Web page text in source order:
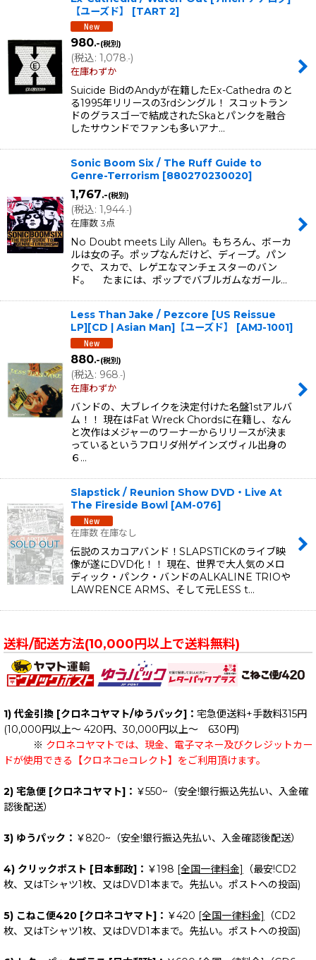
【ユーズド】
[TART 2]
980.-(税別)
(税込: 1,078.-)
在庫わずか
Suicide BidのAndyが在籍したEx-Cathedra のと
る1995年リリースの3rdシングル！ スコットラン
ドのグラスゴーで結成されたSkaとパンクを融合
したサウンドでファンも多いアナ…
Sonic Boom Six / The Ruff Guide to
Genre-Terrorism [880270230020]
1,767.-(税別)
(税込: 1,944.-)
在庫数 3点
No Doubt meets Lily Allen。もちろん、ボーカ
ルは女の子。ポップなんだけど、ディープ。パン
クで、スカで、レゲエなマンチェスターのバン
ド。 たまには、ポップでバブルガムなガール…
Less Than Jake / Pezcore [US Reissue
LP][CD | Asian Man]【ユーズド】
[AMJ-1001]
880.-(税別)
(税込: 968.-)
在庫わずか
バンドの、大ブレイクを決定付けた名盤1stアルバ
ム！！ 現在はFat Wreck Chordsに在籍し、なん
と次作はメジャーのワーナーからリリースが決ま
っているというフロリダ州ゲインズヴィル出身の
６…
Slapstick / Reunion Show DVD・Live At
The Fireside Bowl [AM-076]
在庫数 在庫なし
伝説のスカコアバンド！SLAPSTICKのライブ映
像が遂にDVD化！！ 現在、世界で大人気のメロ
ディック・パンク・バンドのALKALINE TRIOや
LAWRENCE ARMS、そして元LESS t…
送料/配送方法(10,000円以上で送料無料)
1) 代金引換 [クロネコヤマト/ゆうパック]： 宅急便送料+手数料315円
(10,000円以上～ 420円、30,000円以上～ 630円)
※ クロネコヤマトでは、現金、電子マネー及びクレジットカー
ドが使用できる【クロネコeコレクト】をご利用頂けます。
2) 宅急便 [クロネコヤマト]： ￥550~（安全!銀行振込先払い、入金確
認後配送）
3) ゆうパック： ￥820~（安全!銀行振込先払い、入金確認後配送）
4) クリックポスト [日本郵政]： ￥198 [全国一律料金]
（最安!CD2
枚、又はTシャツ1枚、又はDVD1本まで。先払い。ポストへの投函)
5) こねこ便420 [クロネコヤマト]： ￥420 [全国一律料金]
（CD2
枚、又はTシャツ1枚、又はDVD1本まで。先払い。ポストへの投函)